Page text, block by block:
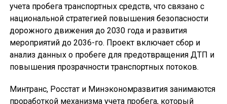
учета пробега транспортных средств, что связано с
национальной стратегией повышения безопасности
дорожного движения до 2030 года и развития
мероприятий до 2036-го. Проект включает сбор и
анализ данных о пробеге для предотвращения ДТП и
повышения прозрачности транспортных потоков.
Минтранс, Росстат и Минэкономразвития занимаются
проработкой механизма учета пробега, который